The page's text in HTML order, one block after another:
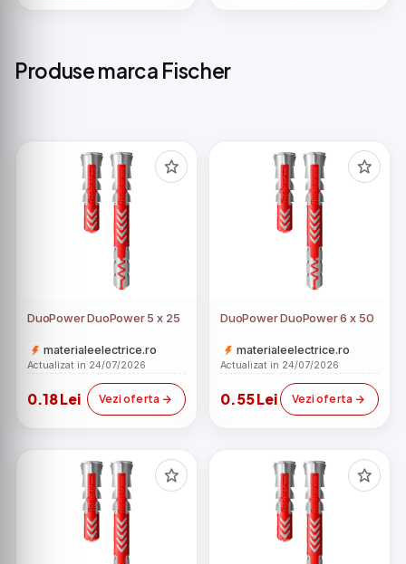
Produse marca Fischer
DuoPower DuoPower 5 x 25
materialeelectrice.ro
Actualizat in 24/07/2026
0.18 Lei Vezi oferta
DuoPower DuoPower 6 x 50
materialeelectrice.ro
Actualizat in 24/07/2026
0.55 Lei Vezi oferta